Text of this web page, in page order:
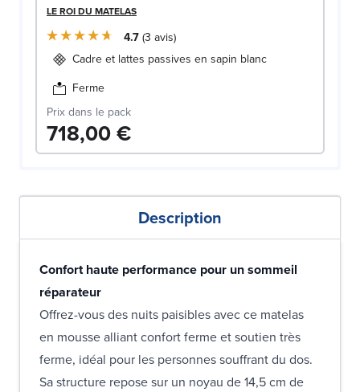
LE ROI DU MATELAS
4.7 3 avis
Cadre et lattes passives en sapin blanc
Ferme
Prix dans le pack
718,00 €
Description
Confort haute performance pour un sommeil
réparateur
Offrez-vous des nuits paisibles avec ce matelas
en mousse alliant confort ferme et soutien très
ferme, idéal pour les personnes souffrant du dos.
Sa structure repose sur un noyau de 14,5 cm de